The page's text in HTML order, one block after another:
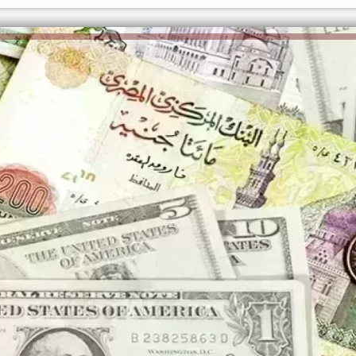
الكاتبة إلهام شرشر تهنئ الرئيس
السيسي بعيد ميلاده وتُشيد بجهوده
في بناء الدولة
رسالتى لآخر الزمان «محطة الضبعة
النووية»... من الحلم إلى التنفيذ